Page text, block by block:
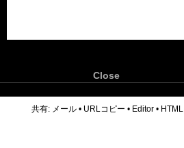
Close
共有: メール • URLコピー • Editor • HTML